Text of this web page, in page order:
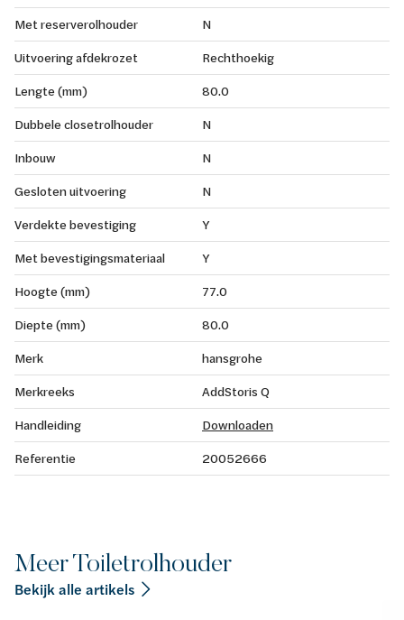
Met reserverolhouder
N
Uitvoering afdekrozet
Rechthoekig
Lengte (mm)
80.0
Dubbele closetrolhouder
N
Inbouw
N
Gesloten uitvoering
N
Verdekte bevestiging
Y
Met bevestigingsmateriaal
Y
Hoogte (mm)
77.0
Diepte (mm)
80.0
Merk
hansgrohe
Merkreeks
AddStoris Q
Handleiding
Downloaden
Referentie
20052666
Meer Toiletrolhouder
Bekijk alle artikels